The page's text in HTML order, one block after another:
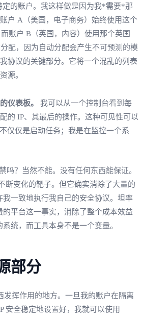
定的账户。我这样做是因为我*需要*那
户 A（美国，电子商务）始终使用这个
账户 B（英国，内容）使用那个英国
配，因为自动分配会产生不可预测的模
协议的关键部分。它将一个混乱的列表
源。
仪表板。
我可以从一个控制台看到每
的 IP、其最后的操作。这种可见性可以
仅仅是启动任务；我是在监控一个系
吗？当然不能。没有任何东西能保证。
断变化的靶子。但它确实消除了大量的
一致地执行我自己的安全协议。坦率
平台这一事实，消除了整个成本效益
统，而工具本身不是一个变量。
部分
发挥作用的地方。一旦我的账户在隔离
安全稳定地设置好，我就可以使用